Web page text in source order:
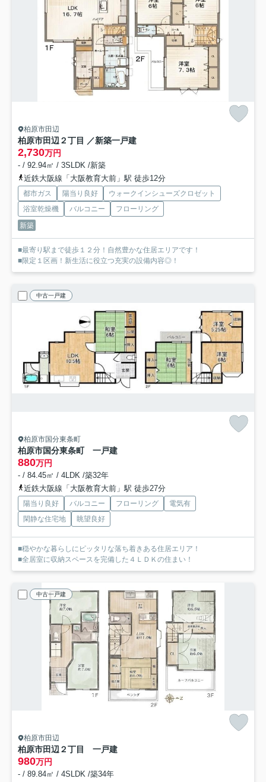
柏原市田辺
柏原市田辺２丁目 ／新築一戸建
2,730万円
- / 92.94㎡ / 3SLDK /新築
近鉄大阪線「大阪教育大前」駅 徒歩12分
都市ガス 陽当り良好
ウォークインシューズクロゼット
浴室乾燥機
バルコニー
フローリング
新築
■最寄り駅まで徒歩１２分！自然豊かな住居エリアです！
■限定１区画！新生活に役立つ充実の設備内容◎！
中古一戸建
柏原市国分東条町
柏原市国分東条町 一戸建
880万円
- / 84.45㎡ / 4LDK /築32年
近鉄大阪線「大阪教育大前」駅 徒歩27分
陽当り良好 バルコニー フローリング
電気有
閑静な住宅地
眺望良好
■穏やかな暮らしにピッタリな落ち着きある住居エリア！
■全居室に収納スペースを完備した４ＬＤＫの住まい！
中古一戸建
柏原市田辺
柏原市田辺２丁目 一戸建
980万円
- / 89.84㎡ / 4SLDK /築34年